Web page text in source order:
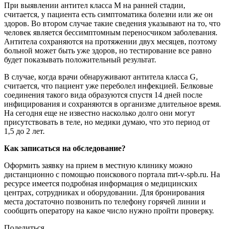
При выявлении антител класса М на ранней стадии,
считается, у пациента есть симптоматика болезни или же он
здоров. Во втором случае такие сведения указывают на то, что
человек является бессимптомным переносчиком заболевания.
Антитела сохраняются на протяжении двух месяцев, поэтому
больной может быть уже здоров, но тестирование все равно
будет показывать положительный результат.
В случае, когда врачи обнаруживают антитела класса G,
считается, что пациент уже переболел инфекцией. Белковые
соединения такого вида образуются спустя 14 дней после
инфицирования и сохраняются в организме длительное время.
На сегодня еще не известно насколько долго они могут
присутствовать в теле, но медики думаю, что это период от
1,5 до 2 лет.
Как записаться на обследование?
Оформить заявку на прием в местную клинику можно
дистанционно с помощью поискового портала mrt-v-spb.ru. На
ресурсе имеется подробная информация о медицинских
центрах, сотрудниках и оборудовании. Для бронирования
места достаточно позвонить по телефону горячей линии и
сообщить оператору на какое число нужно пройти проверку.